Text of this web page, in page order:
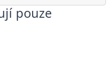
pouze